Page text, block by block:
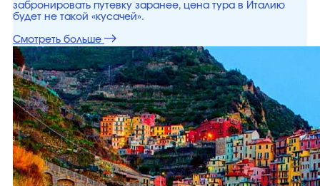
забронировать путевку заранее, цена тура в Италию
будет не такой «кусачей».
Смотреть больше